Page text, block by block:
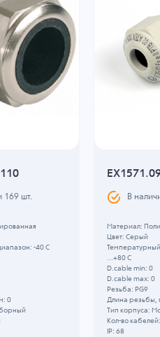
169 шт.
-40 C
0
В
Материал:
Цвет: Серый
...+80 C
D.cable min: 0
D.cable max: 0
Резьба: PG9
Длина резьбы,
Тип корпуса:
Кол-во
IP: 68